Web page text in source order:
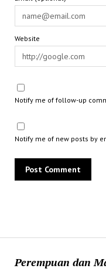
Perempuan dan
Website
Notify me of follow-up
Notify me of new posts by